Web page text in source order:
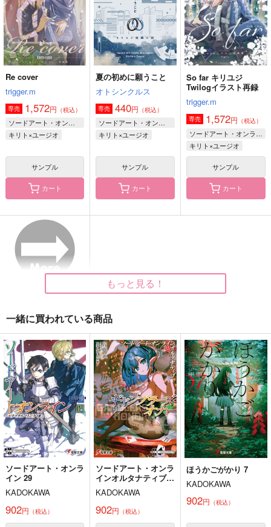
ユージオ×キリト
サンプル
作品詳細
1,572円 （税込）
キリト×ユージオ
サンプル
作品詳細
629円（税込）
大黒可不可×浜咲楓
サンプル
作品詳細
Doodle pieces!
もしもびより
770円（税込）
サンプル
作品詳細
サンプル サンプル
らぶこめ！
にぎやかし
944円 （税込）
神宮寺寂雷×飴村乱数
Re cover
trigger.m
専売 1,572円 （税込）
ソードアート・オンライン
キリト×ユージオ
サンプル
カート
夏の初めに願うこと
オトシンクルス
専売 440円 （税込）
ソードアート・オンライン
キリト×ユージオ
サンプル
カート
So far キリユジ
Twilogイラスト再録
trigger.m
専売 1,572円 （税込）
ソードアート・オンライン
キリト×ユージオ
サンプル
カート
もっと見る！
一緒に買われている商品
ソードアート・オンラ
イン 29
KADOKAWA
902円 （税込）
ソードアート・オンラ
インオルタナティブギ
ャンブラーズ・オナー
KADOKAWA
902円 （税込）
ほうかごがかり 7
KADOKAWA
902円 （税込）